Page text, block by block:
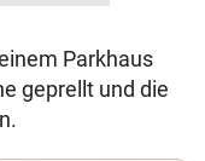
Parkhaus
geprellt und die